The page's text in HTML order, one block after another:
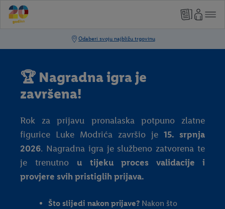
🏆 Nagradna igra je
završena!
Rok za prijavu pronalaska potpuno zlatne
figurice Luke Modrića završio je 15. srpnja
2026. Nagradna igra je službeno zatvorena te
je trenutno u tijeku proces validacije i
provjere svih pristiglih prijava.
Što slijedi nakon prijave? Nakon što